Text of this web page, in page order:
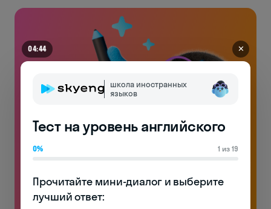
Английский на чемоданах
04:38 ✕
школа иностранных
языков
Тест на уровень английского
0% 1 из 19
Прочитайте мини-диалог и выберите
лучший ответ: